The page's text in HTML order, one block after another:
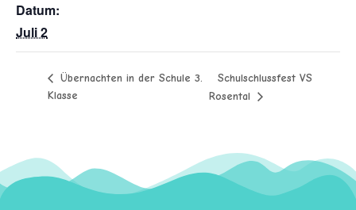
Datum:
Juli 2
Übernachten in der Schule 3.
Klasse
Schulschlussfest VS
Rosental